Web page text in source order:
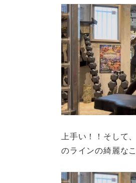
上手い！！そして
のラインの綺麗な